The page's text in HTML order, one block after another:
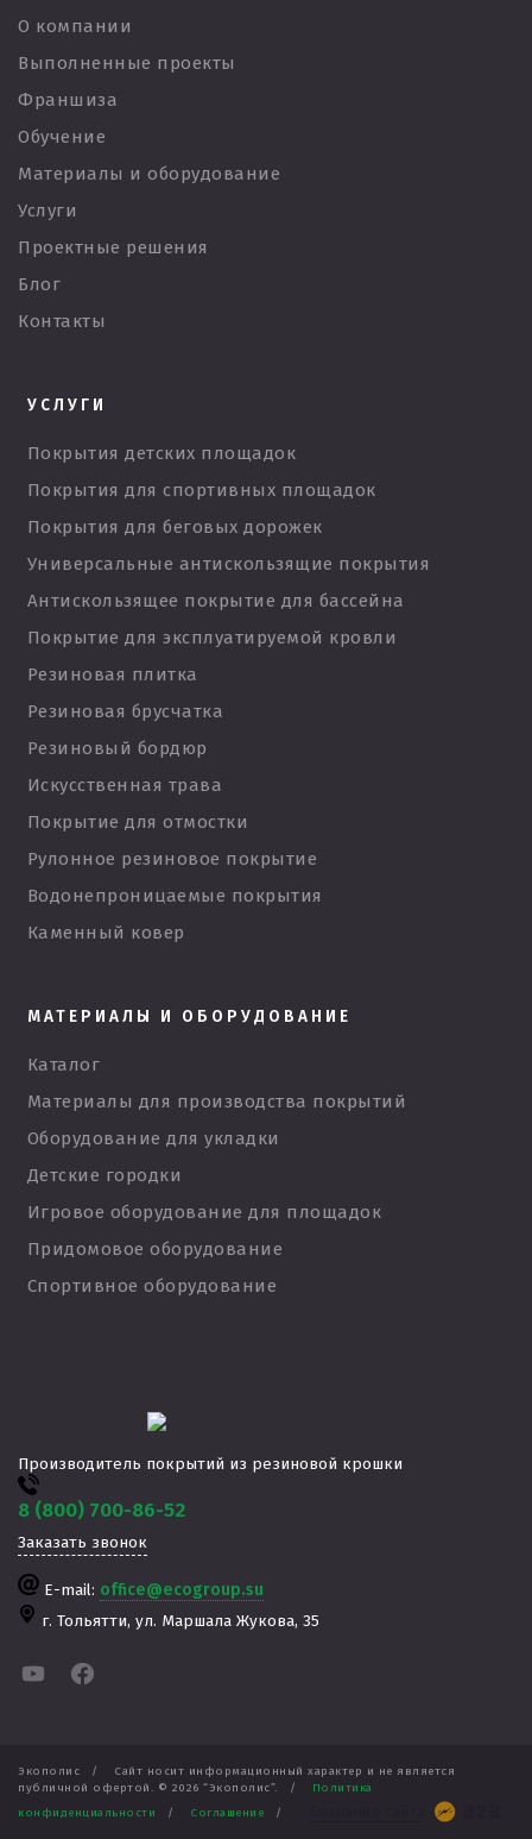
Производитель покрытий из резиновой крошки
8 (800) 700-86-52
Заказать звонок
E-mail: office@ecogroup.su
г. Тольятти, ​ул. Маршала Жукова, 35
О компании
Выполненные проекты
Франшиза
Обучение
Материалы и оборудование
Услуги
Проектные решения
Блог
Контакты
УСЛУГИ
Покрытия детских площадок
Покрытия для спортивных площадок
Покрытия для беговых дорожек
Универсальные антискользящие покрытия
Антискользящее покрытие для бассейна
Покрытие для эксплуатируемой кровли
Резиновая плитка
Резиновая брусчатка
Резиновый бордюр
Искусственная трава
Покрытие для отмостки
Рулонное резиновое покрытие
Водонепроницаемые покрытия
Каменный ковер
МАТЕРИАЛЫ И ОБОРУДОВАНИЕ
Каталог
Материалы для производства покрытий
Оборудование для укладки
Детские городки
Игровое оборудование для площадок
Придомовое оборудование
Спортивное оборудование
Экополис /
Сайт носит информационный характер и не является
публичной офертой. © 2026 “Экополис”. /
Политика
конфиденциальности
/ Соглашение /